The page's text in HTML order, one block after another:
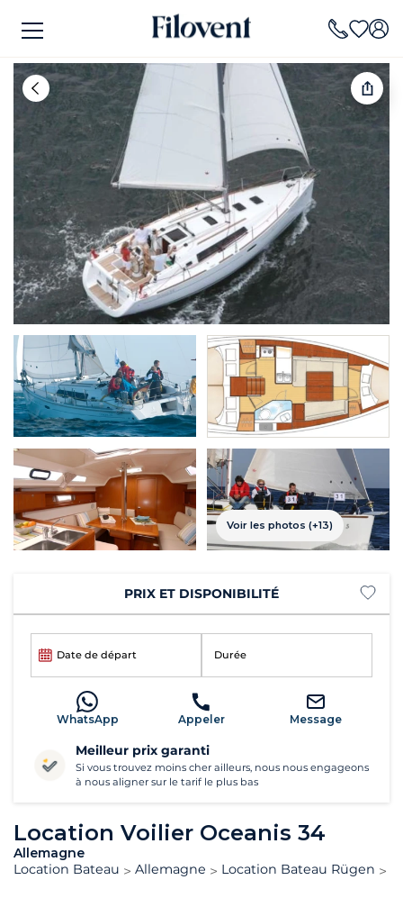
Voir les photos (+13)
Location Voilier Oceanis 34
Allemagne
Location Bateau
Allemagne Location Bateau Rügen
PRIX ET DISPONIBILITÉ
Date de départ Durée
WhatsApp Appeler Message
Meilleur prix garanti
Si vous trouvez moins cher ailleurs, nous nous engageons
à nous aligner sur le tarif le plus bas